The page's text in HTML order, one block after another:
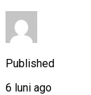
Published
6 luni ago